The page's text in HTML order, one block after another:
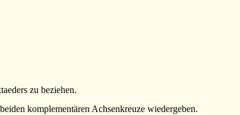
zu beziehen.
komplementären Achsenkreuze wiedergeben.